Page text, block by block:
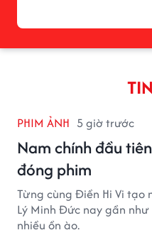
PHIM ẢNH 5 giờ trước
Nam chính đầu
đóng phim
Từng cùng Điền Hi Vi tạo
Lý Minh Đức nay gần
nhiều ồn ào.